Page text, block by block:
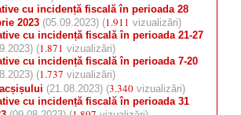
cu incidență fiscală în perioada 28
2023 (05.09.2023) (1.911 vizualizări)
cu incidență fiscală în perioada 21-27
(1.871 vizualizări)
cu incidență fiscală în perioada 7-20
(1.737 vizualizări)
(21.08.2023) (3.340 vizualizări)
cu incidență fiscală în perioada 31